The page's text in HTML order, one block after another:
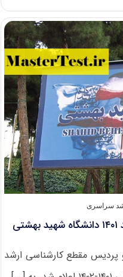
سراسری
پردیس مقطع کارشناسی ارشد